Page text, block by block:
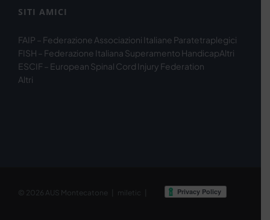
SITI AMICI
FAIP – Federazione Associazioni Italiane Paratetraplegici
FISH – Federazione Italiana Superamento HandicapAltri
ESCIF – European Spinal Cord Injury Federation
Altri
© 2026 AUS Montecatone miletic